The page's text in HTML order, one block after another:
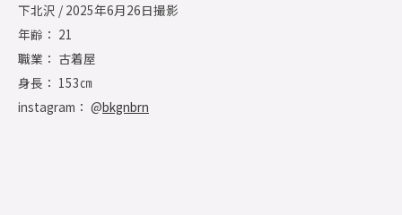
下北沢 / 2025年6月26日撮影
年齢： 21
職業： 古着屋
身長： 153㎝
instagram： @bkgnbrn